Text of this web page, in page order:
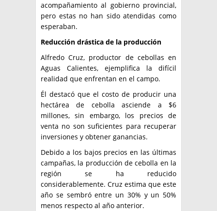
acompañamiento al gobierno provincial,
pero estas no han sido atendidas como
esperaban.
Reducción drástica de la producción
Alfredo Cruz, productor de cebollas en
Aguas Calientes, ejemplifica la difícil
realidad que enfrentan en el campo.
Él destacó que el costo de producir una
hectárea de cebolla asciende a $6
millones, sin embargo, los precios de
venta no son suficientes para recuperar
inversiones y obtener ganancias.
Debido a los bajos precios en las últimas
campañas, la producción de cebolla en la
región se ha reducido
considerablemente. Cruz estima que este
año se sembró entre un 30% y un 50%
menos respecto al año anterior.